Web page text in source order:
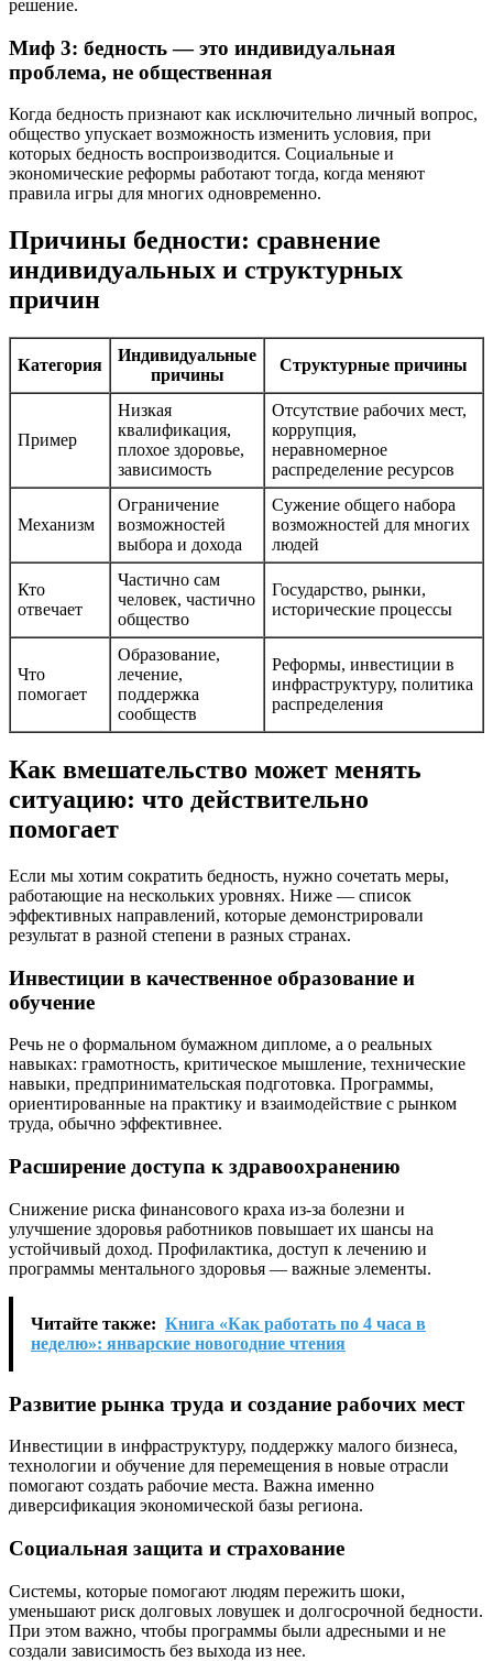
решение.
Миф 3: бедность — это индивидуальная
проблема, не общественная
Когда бедность признают как исключительно личный вопрос,
общество упускает возможность изменить условия, при
которых бедность воспроизводится. Социальные и
экономические реформы работают тогда, когда меняют
правила игры для многих одновременно.
Причины бедности: сравнение
индивидуальных и структурных
причин
Категория
Индивидуальные
причины
Структурные причины
Пример
Низкая
квалификация,
плохое здоровье,
зависимость
Отсутствие рабочих мест,
коррупция,
неравномерное
распределение ресурсов
Механизм
Ограничение
возможностей
выбора и дохода
Сужение общего набора
возможностей для многих
людей
Кто
отвечает
Частично сам
человек, частично
общество
Государство, рынки,
исторические процессы
Что
помогает
Образование,
лечение,
поддержка
сообществ
Реформы, инвестиции в
инфраструктуру, политика
распределения
Как вмешательство может менять
ситуацию: что действительно
помогает
Если мы хотим сократить бедность, нужно сочетать меры,
работающие на нескольких уровнях. Ниже — список
эффективных направлений, которые демонстрировали
результат в разной степени в разных странах.
Инвестиции в качественное образование и
обучение
Речь не о формальном бумажном дипломе, а о реальных
навыках: грамотность, критическое мышление, технические
навыки, предпринимательская подготовка. Программы,
ориентированные на практику и взаимодействие с рынком
труда, обычно эффективнее.
Расширение доступа к здравоохранению
Снижение риска финансового краха из-за болезни и
улучшение здоровья работников повышает их шансы на
устойчивый доход. Профилактика, доступ к лечению и
программы ментального здоровья — важные элементы.
Читайте также: Книга «Как работать по 4 часа в
неделю»: январские новогодние чтения
Развитие рынка труда и создание рабочих мест
Инвестиции в инфраструктуру, поддержку малого бизнеса,
технологии и обучение для перемещения в новые отрасли
помогают создать рабочие места. Важна именно
диверсификация экономической базы региона.
Социальная защита и страхование
Системы, которые помогают людям пережить шоки,
уменьшают риск долговых ловушек и долгосрочной бедности.
При этом важно, чтобы программы были адресными и не
создали зависимость без выхода из нее.